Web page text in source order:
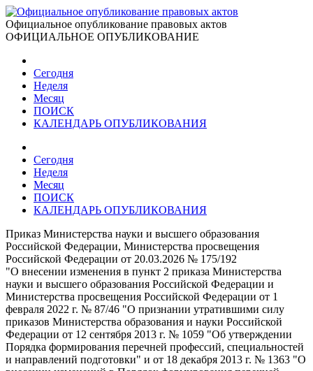
Официальное опубликование правовых актов
ОФИЦИАЛЬНОЕ ОПУБЛИКОВАНИЕ
Сегодня
Неделя
Месяц
ПОИСК
КАЛЕНДАРЬ ОПУБЛИКОВАНИЯ
Сегодня
Неделя
Месяц
ПОИСК
КАЛЕНДАРЬ ОПУБЛИКОВАНИЯ
Приказ Министерства науки и высшего образования
Российской Федерации, Министерства просвещения
Российской Федерации от 20.03.2026 № 175/192
"О внесении изменения в пункт 2 приказа Министерства
науки и высшего образования Российской Федерации и
Министерства просвещения Российской Федерации от 1
февраля 2022 г. № 87/46 "О признании утратившими силу
приказов Министерства образования и науки Российской
Федерации от 12 сентября 2013 г. № 1059 "Об утверждении
Порядка формирования перечней профессий, специальностей
и направлений подготовки" и от 18 декабря 2013 г. № 1363 "О